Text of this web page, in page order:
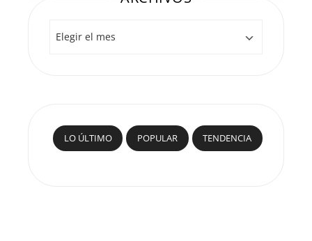
LO ÚLTIMO POPULAR TENDENCIA